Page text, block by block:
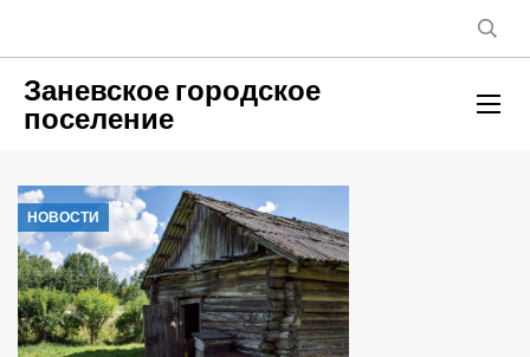
Заневское городское
поселение
НОВОСТИ